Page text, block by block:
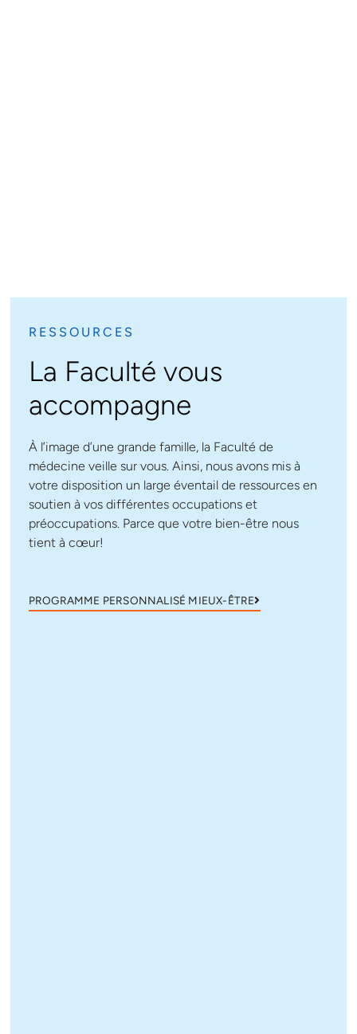
RESSOURCES
La Faculté vous
accompagne
À l’image d’une grande famille, la Faculté de
médecine veille sur vous. Ainsi, nous avons mis à
votre disposition un large éventail de ressources en
soutien à vos différentes occupations et
préoccupations. Parce que votre bien-être nous
tient à cœur!
PROGRAMME PERSONNALISÉ MIEUX-ÊTRE